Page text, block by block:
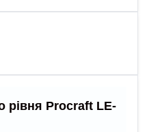
рівня Procraft LE-